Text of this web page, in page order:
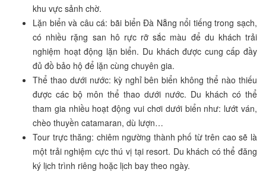
khu vực sảnh chờ.
Lặn biển và câu cá: bãi biển Đà Nẵng nổi tiếng trong sạch,
có nhiều rặng san hô rực rỡ sắc màu để du khách trải
nghiệm hoạt động lặn biển. Du khách được cung cấp đầy
đủ đồ bảo hộ để lặn cùng chuyên gia.
Thể thao dưới nước: kỳ nghỉ bên biển không thể nào thiếu
được các bộ môn thể thao dưới nước. Du khách có thể
tham gia nhiều hoạt động vui chơi dưới biển như: lướt ván,
chèo thuyền catamaran, dù lượn…
Tour trực thăng: chiêm ngường thành phố từ trên cao sẽ là
một trải nghiệm cực thú vị tại resort. Du khách có thể đăng
ký lịch trình riêng hoặc lịch bay theo ngày.